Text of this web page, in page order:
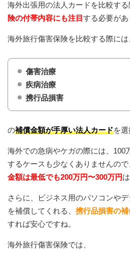
海外出張用の法人カードを比較する
険の付帯内容にも注目 する必要があ
海外旅行傷害保険を比較する際には
傷害治療
疾病治療
携行品損害
の補償金額が手厚い法人カードを
海外での急病やケガの際には、100
するケースも少なくありませんので
金額は最低でも200万円〜300万円
さらに、ビジネス用のパソコンや
を補償してくれる、 携行品損害の
すれば安心ですね。
海外旅行傷害保険では、